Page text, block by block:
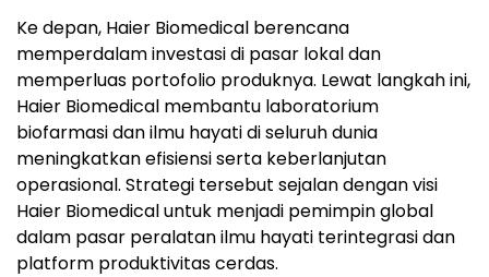
Ke depan, Haier Biomedical berencana
memperdalam investasi di pasar lokal dan
memperluas portofolio produknya. Lewat langkah ini,
Haier Biomedical membantu laboratorium
biofarmasi dan ilmu hayati di seluruh dunia
meningkatkan efisiensi serta keberlanjutan
operasional. Strategi tersebut sejalan dengan visi
Haier Biomedical untuk menjadi pemimpin global
dalam pasar peralatan ilmu hayati terintegrasi dan
platform produktivitas cerdas.